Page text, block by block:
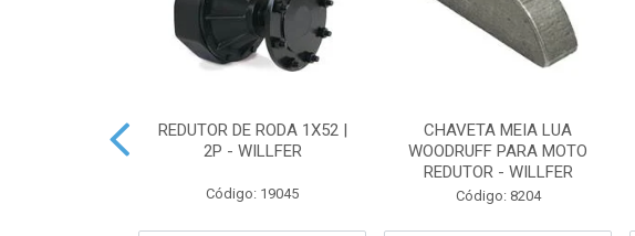
REDUTOR DE RODA 1X52 |
2P - WILLFER
Código: 19045
CHAVETA MEIA LUA
WOODRUFF PARA MOTO
REDUTOR - WILLFER
Código: 8204